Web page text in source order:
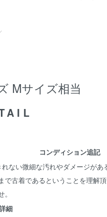
Mサイズ相当
コンディション追記
ない微細な汚れやダメージがあ
で古着であるということを理解
細